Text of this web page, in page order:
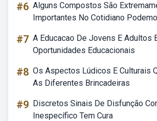
#6 Alguns Compostos São
Importantes No Cotidiano
#7 A Educacao De Jovens E Adultos
Oportunidades Educacionais
#8 Os Aspectos Lúdicos E Culturais
As Diferentes Brincadeiras
#9 Discretos Sinais De Disfunção
Inespecífico Tem Cura